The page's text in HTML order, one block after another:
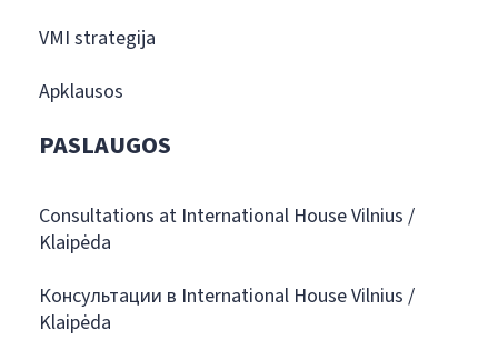
VMI strategija
Apklausos
PASLAUGOS
Consultations at International House Vilnius /
Klaipėda
Консультации в International House Vilnius /
Klaipėda